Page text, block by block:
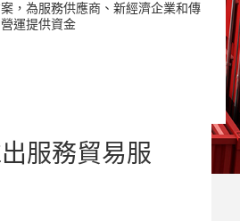
，為服務供應商、新經濟企業和傳
運提供資金
服務貿易服